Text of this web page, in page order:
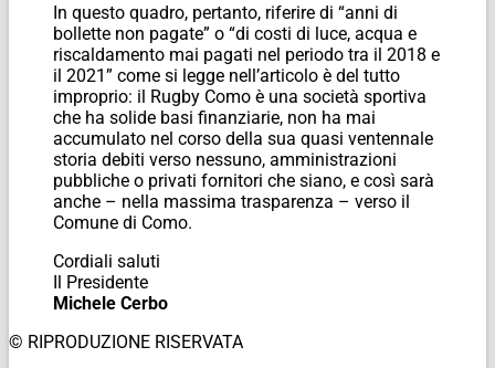
In questo quadro, pertanto, riferire di “anni di
bollette non pagate” o “di costi di luce, acqua e
riscaldamento mai pagati nel periodo tra il 2018 e
il 2021” come si legge nell’articolo è del tutto
improprio: il Rugby Como è una società sportiva
che ha solide basi finanziarie, non ha mai
accumulato nel corso della sua quasi ventennale
storia debiti verso nessuno, amministrazioni
pubbliche o privati fornitori che siano, e così sarà
anche – nella massima trasparenza – verso il
Comune di Como.
Cordiali saluti
Il Presidente
Michele Cerbo
© RIPRODUZIONE RISERVATA